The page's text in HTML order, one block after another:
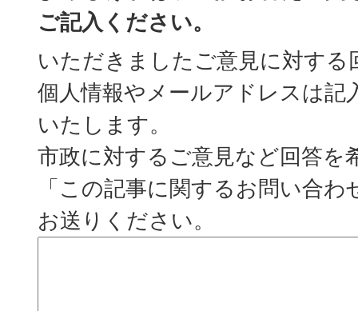
ご記入ください。
いただきましたご意見に対する
個人情報やメールアドレスは記
いたします。
市政に対するご意見など回答を
「この記事に関するお問い合
お送りください。